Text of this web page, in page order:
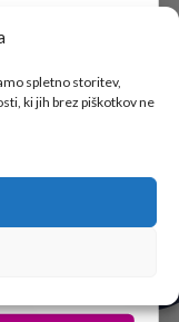
spletno storitev,
ki jih brez piškotkov ne